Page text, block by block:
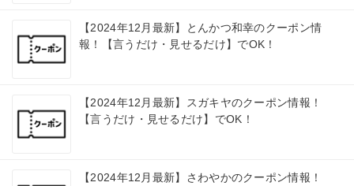
【2024年12月最新】とんかつ和幸のクーポン情
報！【言うだけ・見せるだけ】でOK！
【2024年12月最新】スガキヤのクーポン情報！
【言うだけ・見せるだけ】でOK！
【2024年12月最新】さわやかのクーポン情報！